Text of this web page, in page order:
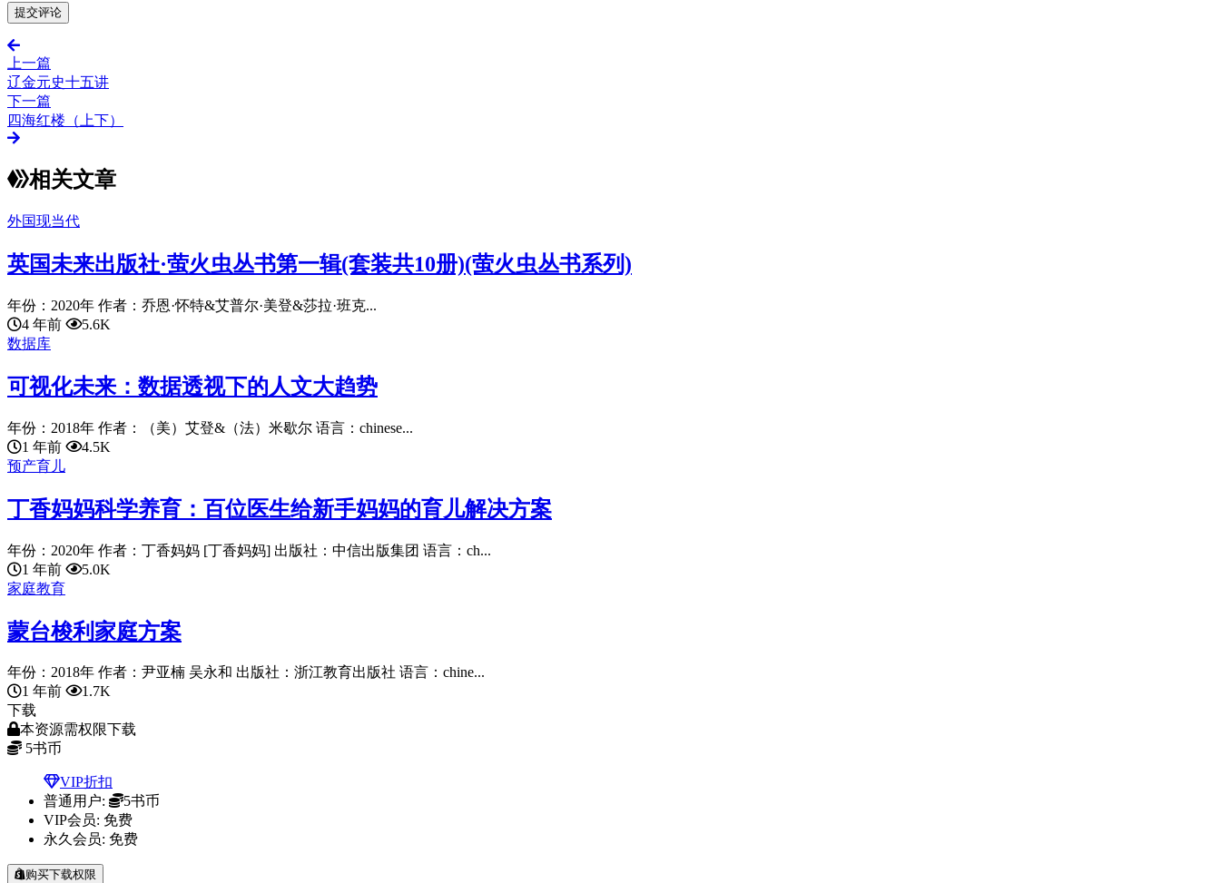
上一篇
辽金元史十五讲
下一篇
四海红楼（上下）
相关文章
外国现当代
英国未来出版社·萤火虫丛书第一辑(套装共10册)(萤火虫丛书系列)
年份：2020年 作者：乔恩·怀特&艾普尔·美登&莎拉·班克...
4 年前
5.6K
数据库
可视化未来：数据透视下的人文大趋势
年份：2018年 作者：（美）艾登&（法）米歇尔 语言：chinese...
1 年前
4.5K
预产育儿
丁香妈妈科学养育：百位医生给新手妈妈的育儿解决方案
年份：2020年 作者：丁香妈妈 [丁香妈妈] 出版社：中信出版集团 语言：ch...
1 年前
5.0K
家庭教育
蒙台梭利家庭方案
年份：2018年 作者：尹亚楠 吴永和 出版社：浙江教育出版社 语言：chine...
1 年前
1.7K
下载
本资源需权限下载
5书币
VIP折扣
普通用户:
5书币
VIP会员: 免费
永久会员: 免费
购买下载权限